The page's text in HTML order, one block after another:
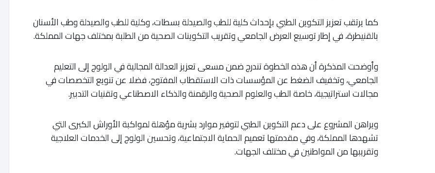
كما يرتقب تعزيز التكوين الطبي بإحداث كلية للطب والصيدلة بسطات، وكلية للطب والصيدلة وطب الأسنان
بالقنيطرة، في إطار توسيع العرض الجامعي وتقريب التكوينات الصحية من الطلبة بمختلف جهات المملكة.
وأوضحت المذكرة أن هذه الخطوة تندرج ضمن مسعى تعزيز العدالة المجالية في الولوج إلى التعليم
الجامعي، وتخفيف الضغط عن المؤسسات ذات الاستقطاب المفتوح، فضلا عن تنويع التخصصات في
مجالات استراتيجية، خاصة الطب والعلوم الصحية والرقمنة والذكاء الاصطناعي وتقنيات التدبير.
ويراهن المشروع على دعم التكوين الطبي لتوفير موارد بشرية مؤهلة لمواكبة الأوراش الكبرى التي
تشهدها المملكة، وفي مقدمتها تعميم الحماية الاجتماعية، وتحسين الولوج إلى الخدمات العلاجية
وتقريبها من المواطنين في مختلف الجهات.